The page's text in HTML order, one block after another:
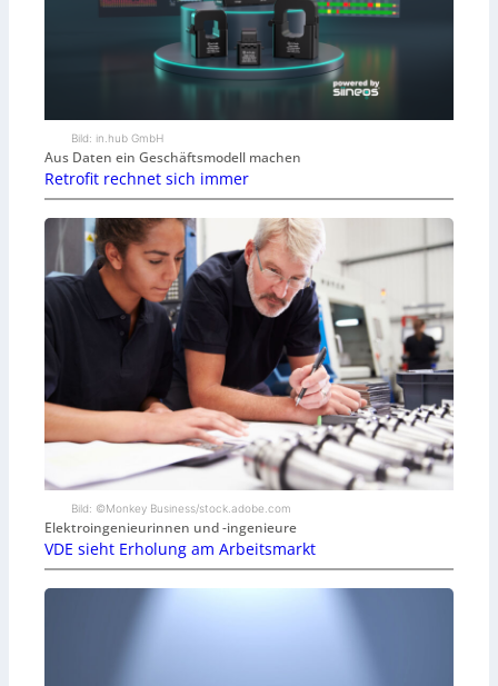
Bild: in.hub GmbH
Aus Daten ein Geschäftsmodell machen
Retrofit rechnet sich immer
Bild: ©Monkey Business/stock.adobe.com
Elektroingenieurinnen und -ingenieure
VDE sieht Erholung am Arbeitsmarkt